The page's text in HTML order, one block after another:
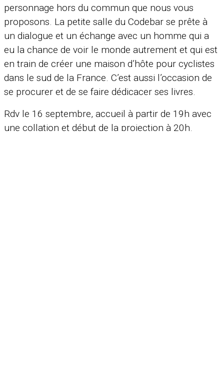
personnage hors du commun que nous vous
proposons. La petite salle du Codebar se prête à
un dialogue et un échange avec un homme qui a
eu la chance de voir le monde autrement et qui est
en train de créer une maison d’hôte pour cyclistes
dans le sud de la France. C’est aussi l’occasion de
se procurer et de se faire dédicacer ses livres.
Rdv le 16 septembre, accueil à partir de 19h avec
une collation et début de la projection à 20h.